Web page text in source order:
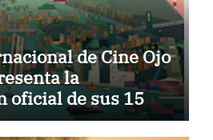
de Cine Ojo
la
oficial de sus 15